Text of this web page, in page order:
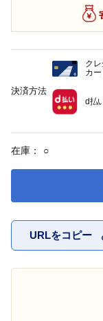
在庫： ○
URLをコピー
決済方法
クレ
カー
d払